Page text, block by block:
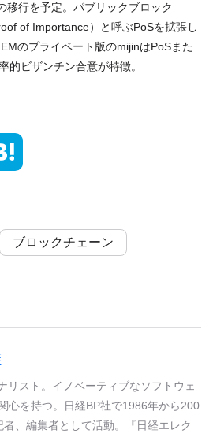
移行を予定。パブリックブロック
of Importance）と呼ぶPoSを拡張し
のプライベート版のmijinはPoSまた
的ビザンチン合意が特徴。
ブロックチェーン
リスト。イノベーティブなソフトウェ
心を持つ。日経BP社で1986年から200
者、編集者として活動。『日経エレク